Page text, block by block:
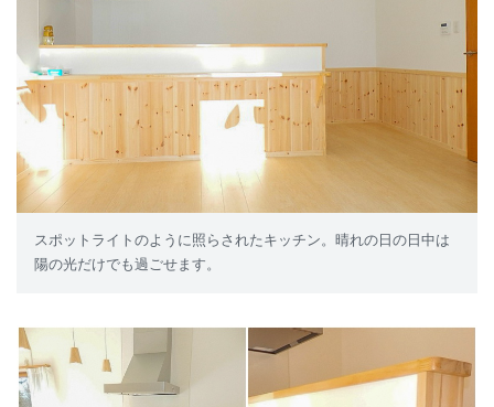
スポットライトのように照らされたキッチン。晴れの日の日中は
陽の光だけでも過ごせます。